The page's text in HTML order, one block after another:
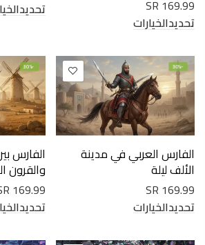
169.99 SR
تحديدالخيارات
-30%
الفارس العربي في مدينة
الألف ليلة
169.99 SR
تحديدالخيارات
-30%
الفارس
169.99 SR